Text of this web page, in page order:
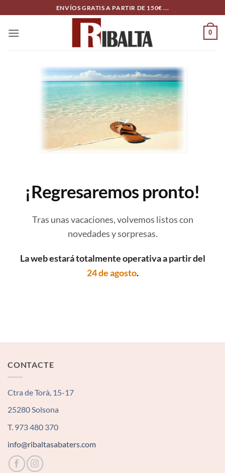
to
content
ENVÍOS GRATIS A PARTIR DE 150€ ...
0
¡Regresaremos pronto!
Tras unas vacaciones, volvemos listos con
novedades y sorpresas.
La web estará totalmente operativa a partir del
24 de agosto.
CONTACTE
Ctra de Torà, 15-17
25280 Solsona
T. 973 480 370
info@ribaltasabaters.com